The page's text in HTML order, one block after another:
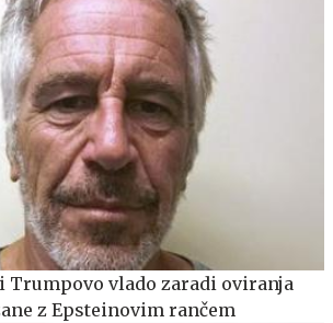
Trumpovo vlado zaradi oviranja
z Epsteinovim rančem